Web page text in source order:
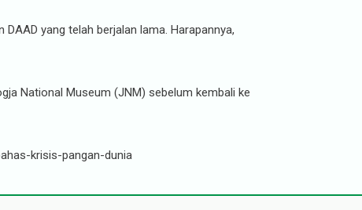
yang telah berjalan lama. Harapannya,
National Museum (JNM) sebelum kembali ke
krisis-pangan-dunia